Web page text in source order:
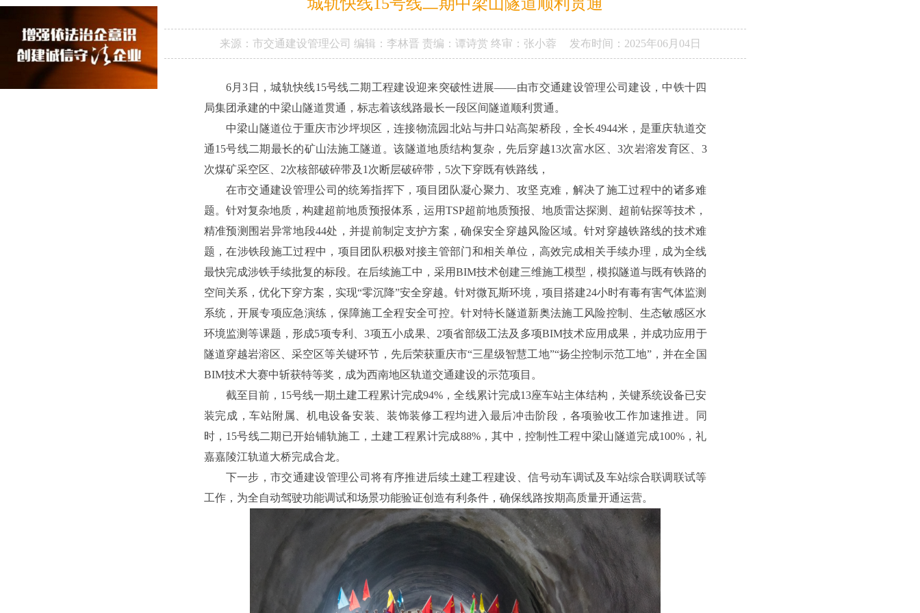
来源： 市交通建设管理公司 编辑：李林晋 责编：谭诗赏 终审：张小蓉 发布时间： 2025年06月04日
6月3日，城轨快线15号线二期工程建设迎来突破性进展——由市交通建设管理公司建设，中铁十四
局集团承建的中梁山隧道贯通，标志着该线路最长一段区间隧道顺利贯通。
中梁山隧道位于重庆市沙坪坝区，连接物流园北站与井口站高架桥段，全长4944米，是重庆轨道交
通15号线二期最长的矿山法施工隧道。该隧道地质结构复杂，先后穿越13次富水区、3次岩溶发育区、3
次煤矿采空区、2次核部破碎带及1次断层破碎带，5次下穿既有铁路线，
在市交通建设管理公司的统筹指挥下，项目团队凝心聚力、攻坚克难，解决了施工过程中的诸多难
题。针对复杂地质，构建超前地质预报体系，运用TSP超前地质预报、地质雷达探测、超前钻探等技术，
精准预测围岩异常地段44处，并提前制定支护方案，确保安全穿越风险区域。针对穿越铁路线的技术难
题，在涉铁段施工过程中，项目团队积极对接主管部门和相关单位，高效完成相关手续办理，成为全线
最快完成涉铁手续批复的标段。在后续施工中，采用BIM技术创建三维施工模型，模拟隧道与既有铁路的
空间关系，优化下穿方案，实现“零沉降”安全穿越。针对微瓦斯环境，项目搭建24小时有毒有害气体监测
系统，开展专项应急演练，保障施工全程安全可控。针对特长隧道新奥法施工风险控制、生态敏感区水
环境监测等课题，形成5项专利、3项五小成果、2项省部级工法及多项BIM技术应用成果，并成功应用于
隧道穿越岩溶区、采空区等关键环节，先后荣获重庆市“三星级智慧工地”“扬尘控制示范工地”，并在全国
BIM技术大赛中斩获特等奖，成为西南地区轨道交通建设的示范项目。
截至目前，15号线一期土建工程累计完成94%，全线累计完成13座车站主体结构，关键系统设备已安
装完成，车站附属、机电设备安装、装饰装修工程均进入最后冲击阶段，各项验收工作加速推进。同
时，15号线二期已开始铺轨施工，土建工程累计完成88%，其中，控制性工程中梁山隧道完成100%，礼
嘉嘉陵江轨道大桥完成合龙。
下一步，市交通建设管理公司将有序推进后续土建工程建设、信号动车调试及车站综合联调联试等
工作，为全自动驾驶功能调试和场景功能验证创造有利条件，确保线路按期高质量开通运营。